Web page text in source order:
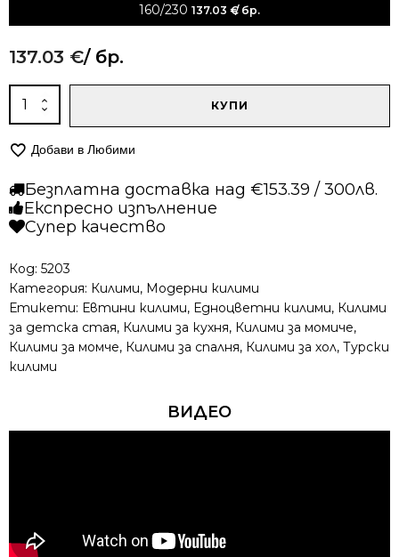
160/230 137.03 €/ бр.
137.03 €/ бр.
количество
килим
Алба
2003
Горчица
КУПИ
Добави в Любими
Безплатна доставка над €153.39 / 300лв.
Експресно изпълнение
Супер качество
Код: 5203
Категория: Килими, Модерни килими
Етикети: Евтини килими, Едноцветни килими, Килими
за детска стая, Килими за кухня, Килими за момиче,
Килими за момче, Килими за спалня, Килими за хол, Турски
килими
ВИДЕО